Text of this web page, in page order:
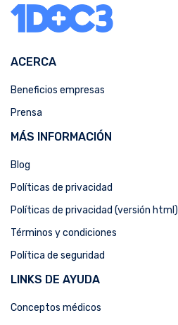
ACERCA
Beneficios empresas
Prensa
MÁS INFORMACIÓN
Blog
Políticas de privacidad
Políticas de privacidad (versión html)
Términos y condiciones
Política de seguridad
LINKS DE AYUDA
Conceptos médicos